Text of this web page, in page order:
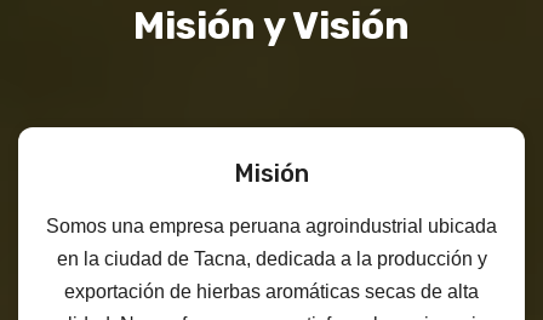
Misión y Visión
Misión
Somos una empresa peruana agroindustrial ubicada
en la ciudad de Tacna, dedicada a la producción y
exportación de hierbas aromáticas secas de alta